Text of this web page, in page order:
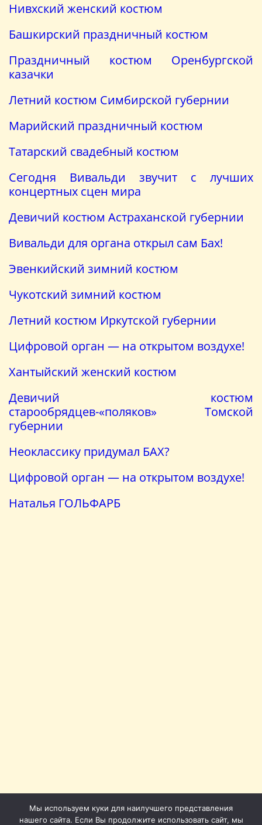
Нивхский женский костюм
Башкирский праздничный костюм
Праздничный костюм Оренбургской
казачки
Летний костюм Симбирской губернии
Марийский праздничный костюм
Татарский свадебный костюм
Сегодня Вивальди звучит с лучших
концертных сцен мира
Девичий костюм Астраханской губернии
Вивальди для органа открыл сам Бах!
Эвенкийский зимний костюм
Чукотский зимний костюм
Летний костюм Иркутской губернии
Цифровой орган — на открытом воздухе!
Хантыйский женский костюм
Девичий костюм
старообрядцев-«поляков» Томской
губернии
Неоклассику придумал БАХ?
Цифровой орган — на открытом воздухе!
Наталья ГОЛЬФАРБ
Мы используем куки для наилучшего представления
нашего сайта. Если Вы продолжите использовать сайт, мы